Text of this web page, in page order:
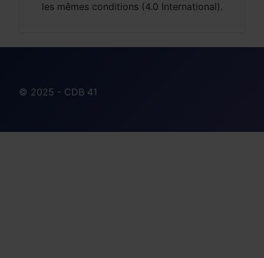
les mêmes conditions (4.0 International).
© 2025 - CDB 41